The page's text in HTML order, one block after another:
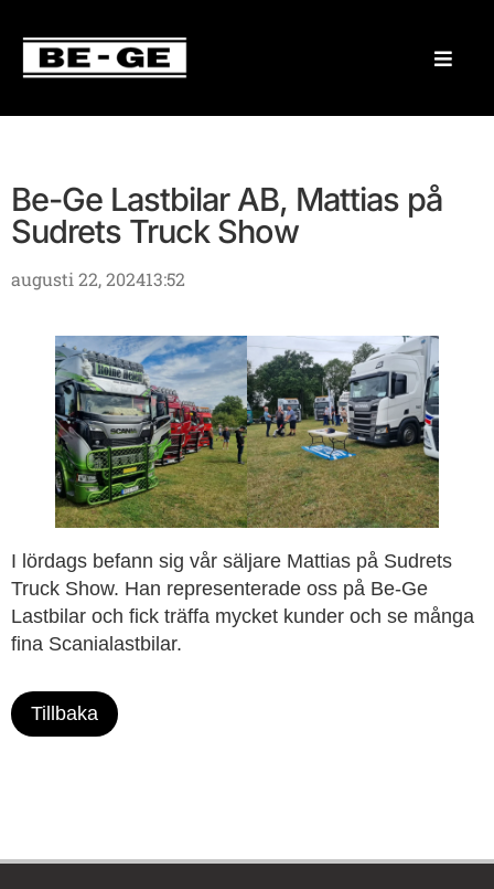
Be-Ge Lastbilar AB, Mattias på
Sudrets Truck Show
augusti 22, 202413:52
I lördags befann sig vår säljare Mattias på Sudrets
Truck Show. Han representerade oss på Be-Ge
Lastbilar och fick träffa mycket kunder och se många
fina Scanialastbilar.
Tillbaka